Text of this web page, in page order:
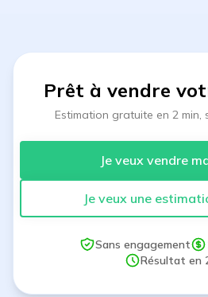
Prêt à vendre
Estimation gratuite en 2 min,
Je veux vendre
Je veux une
Sans engagement
Résultat en